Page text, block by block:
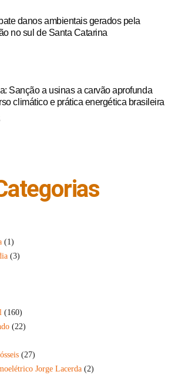
danos ambientais gerados pela
no sul de Santa Catarina
Sanção a usinas a carvão aprofunda
climático e prática energética brasileira
(1)
(3)
(160)
(22)
(27)
Jorge Lacerda (2)